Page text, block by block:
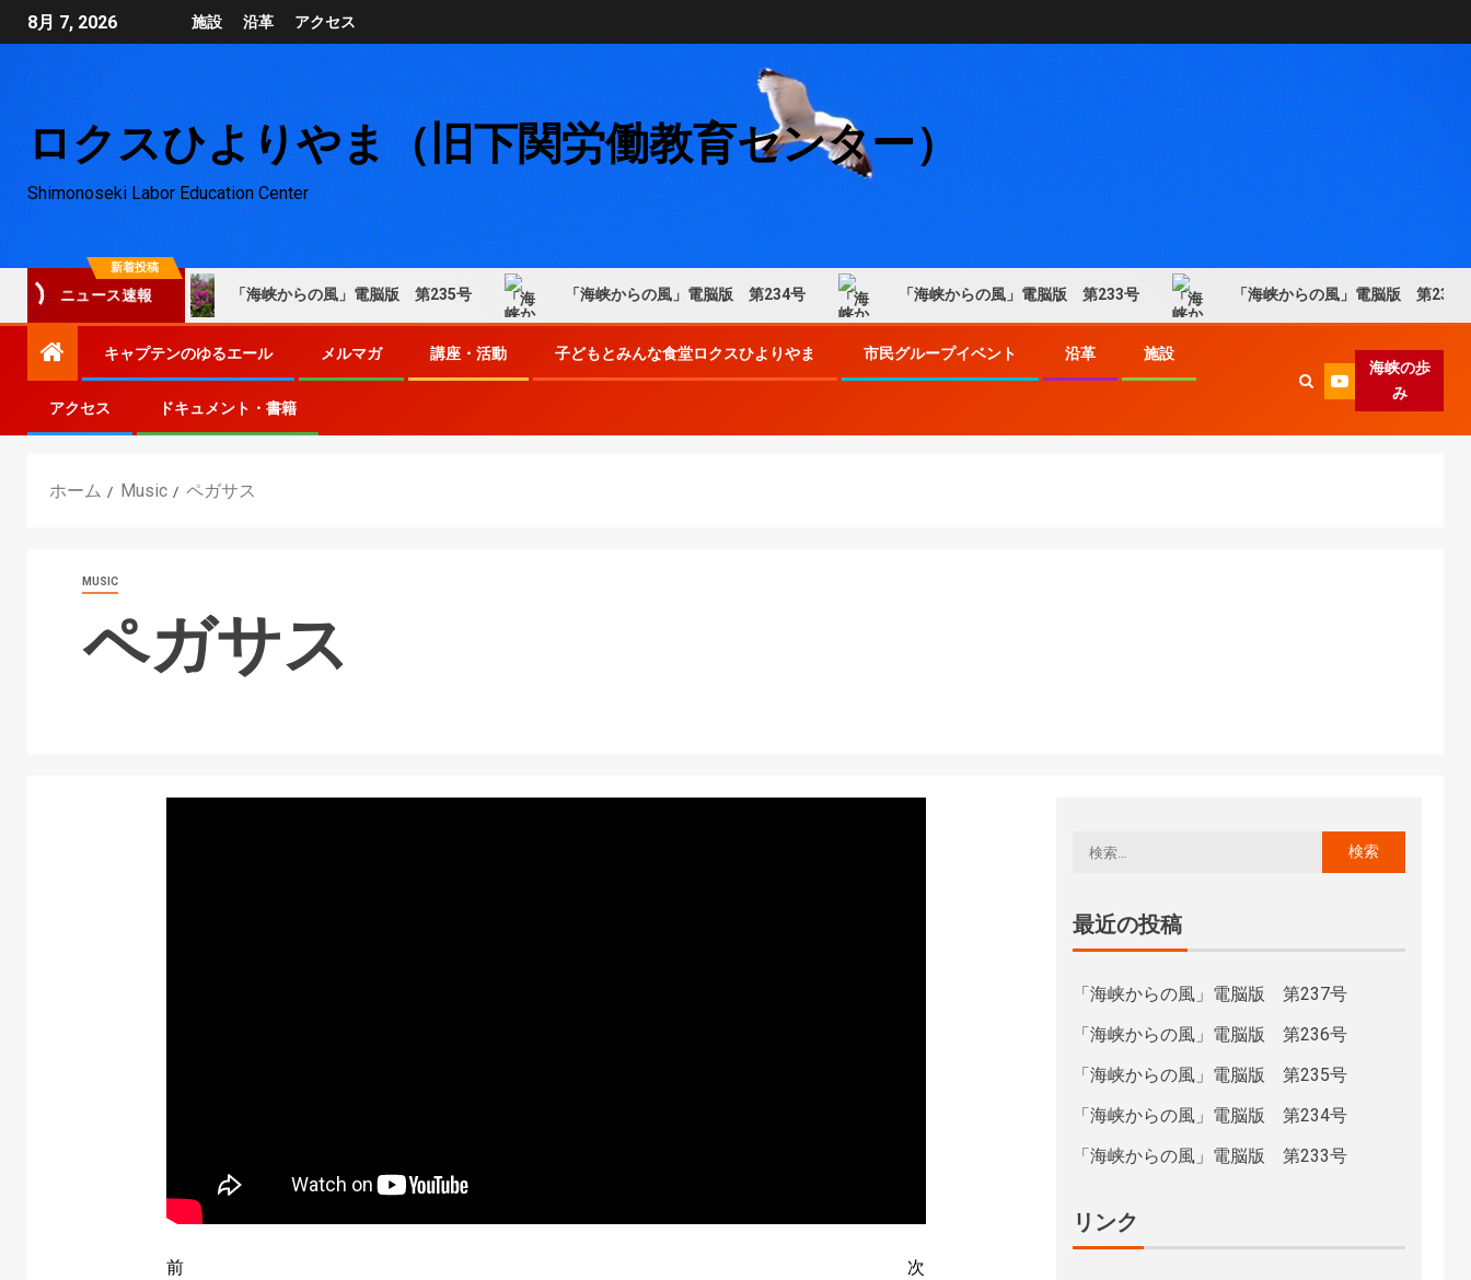
8月 7, 2026 施設 沿革 アクセス
ロクスひよりやま（旧下関労働教育センター）
Shimonoseki Labor Education Center
新着投稿
ニュース速報
脳版 第236号 「海峡からの風」電脳版 第235号 「海峡からの風」電脳版 第234号 「海峡からの風」電脳版 第233号 「海峡からの風」電脳版 第237号
キャプテンのゆるエール メルマガ 講座・活動 子どもとみんな食堂ロクスひよりやま 市民グループイベント 沿革 施設
アクセス ドキュメント・書籍
海峡の歩
み
ホーム Music ペガサス
MUSIC
ペガサス
前
次
最近の投稿
「海峡からの風」電脳版 第237号
「海峡からの風」電脳版 第236号
「海峡からの風」電脳版 第235号
「海峡からの風」電脳版 第234号
「海峡からの風」電脳版 第233号
リンク